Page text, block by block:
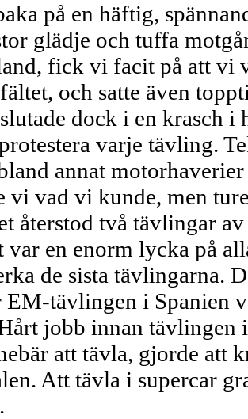
på en häftig,
glädje och tuffa
fick vi facit på att vi
och satte även
dock i en krasch i
varje tävling.
annat
vi vad vi kunde, men
återstod två tävlingar
var en enorm lycka på
de sista tävlingarna.
EM-tävlingen i Spanien
jobb innan tävlingen
att tävla, gjorde att
Att tävla i supercar